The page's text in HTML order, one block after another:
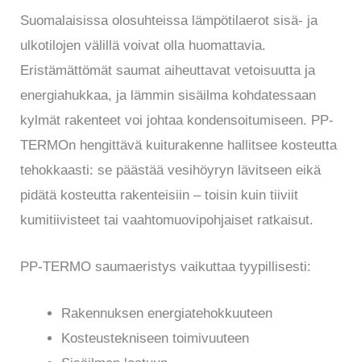
Suomalaisissa olosuhteissa lämpötilaerot sisä- ja
ulkotilojen välillä voivat olla huomattavia.
Eristämättömät saumat aiheuttavat vetoisuutta ja
energiahukkaa, ja lämmin sisäilma kohdatessaan
kylmät rakenteet voi johtaa kondensoitumiseen. PP-
TERMOn hengittävä kuiturakenne hallitsee kosteutta
tehokkaasti: se päästää vesihöyryn lävitseen eikä
pidätä kosteutta rakenteisiin – toisin kuin tiiviit
kumitiivisteet tai vaahtomuovipohjaiset ratkaisut.
PP-TERMO saumaeristys vaikuttaa tyypillisesti:
Rakennuksen energiatehokkuuteen
Kosteustekniseen toimivuuteen